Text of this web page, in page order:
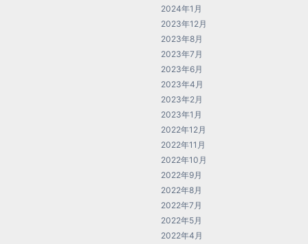
2024年1月
2023年12月
2023年8月
2023年7月
2023年6月
2023年4月
2023年2月
2023年1月
2022年12月
2022年11月
2022年10月
2022年9月
2022年8月
2022年7月
2022年5月
2022年4月